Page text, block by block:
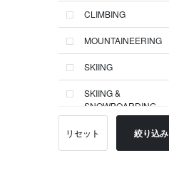
CLIMBING
MOUNTAINEERING
SKIING
SKIING &
SNOWBOARDING
リセット 絞り込み